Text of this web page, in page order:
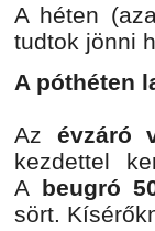
A héten
tudtok jönni
A póthéten
Az évzáró
kezdettel
A beugró
sört.